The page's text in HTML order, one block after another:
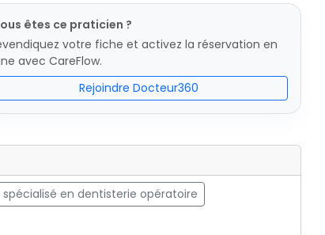
êtes ce praticien ?
votre fiche et activez la réservation en
avec CareFlow.
Rejoindre Docteur360
spécialisé en dentisterie opératoire